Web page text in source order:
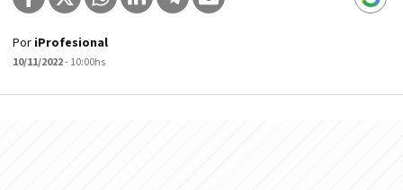
Por iProfesional
10/11/2022- 10:00hs